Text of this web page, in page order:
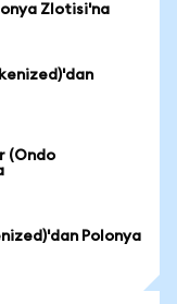
Zlotisi'na
(Ondo
Polonya